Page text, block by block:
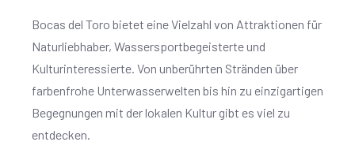
Bocas del Toro bietet eine Vielzahl von Attraktionen für
Naturliebhaber, Wassersportbegeisterte und
Kulturinteressierte. Von unberührten Stränden über
farbenfrohe Unterwasserwelten bis hin zu einzigartigen
Begegnungen mit der lokalen Kultur gibt es viel zu
entdecken.